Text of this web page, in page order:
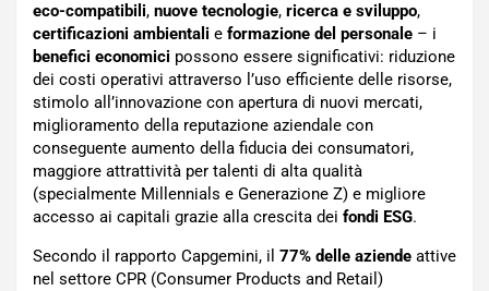
eco-compatibili, nuove tecnologie, ricerca e sviluppo,
certificazioni ambientali e formazione del personale – i
benefici economici possono essere significativi: riduzione
dei costi operativi attraverso l’uso efficiente delle risorse,
stimolo all’innovazione con apertura di nuovi mercati,
miglioramento della reputazione aziendale con
conseguente aumento della fiducia dei consumatori,
maggiore attrattività per talenti di alta qualità
(specialmente Millennials e Generazione Z) e migliore
accesso ai capitali grazie alla crescita dei fondi ESG.
Secondo il rapporto Capgemini, il 77% delle aziende attive
nel settore CPR (Consumer Products and Retail)